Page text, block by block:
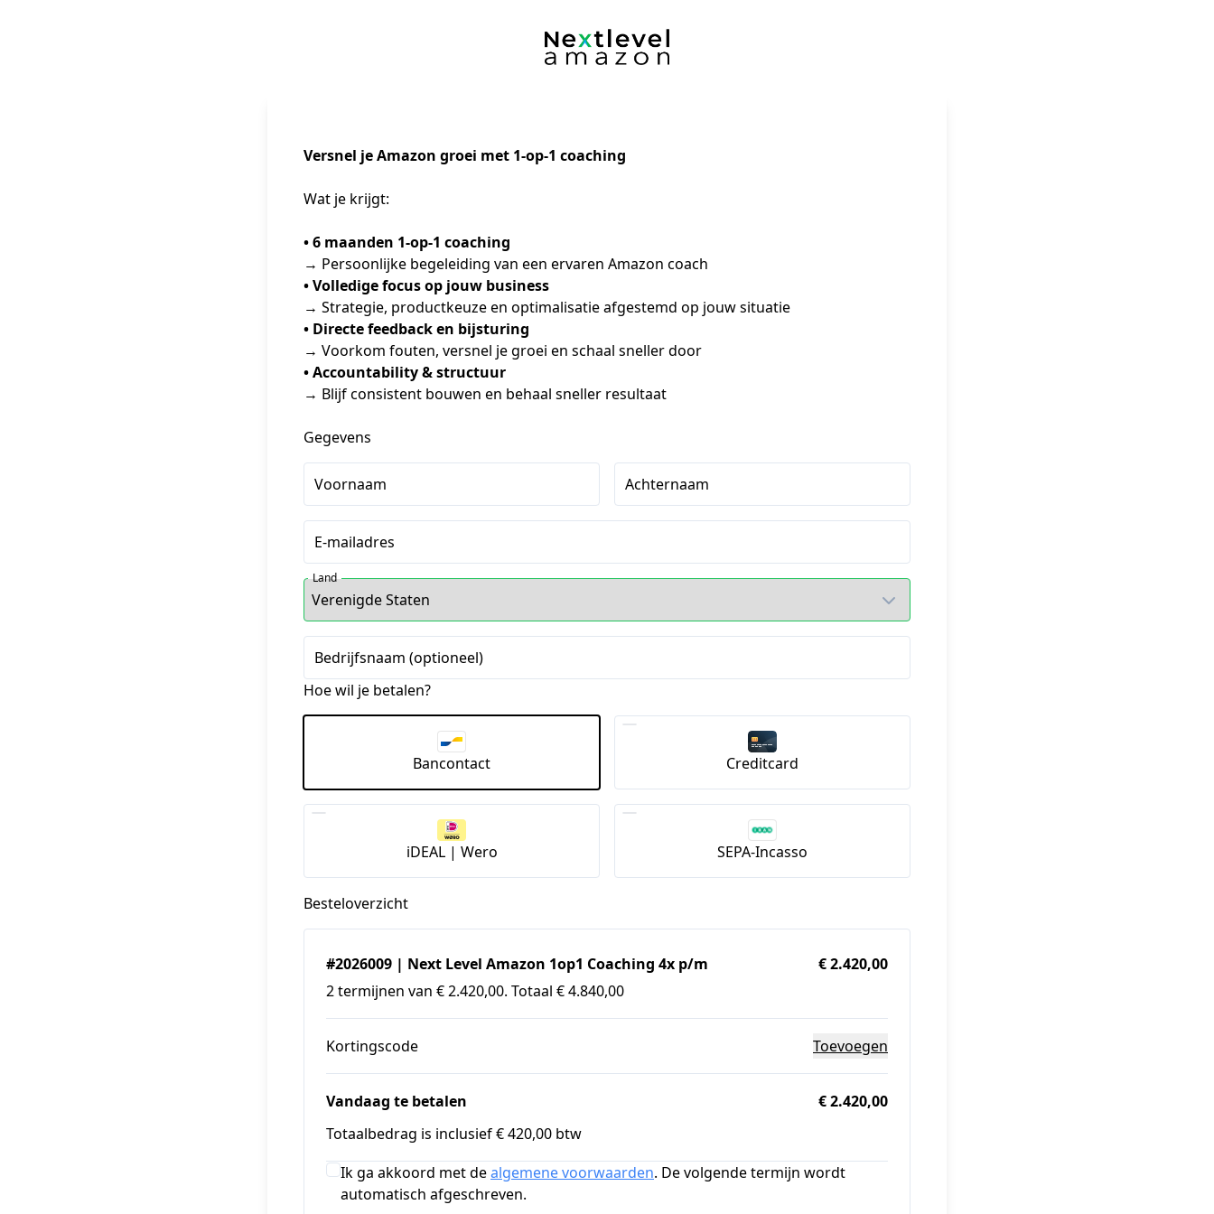
Versnel je Amazon groei met 1-op-1 coaching
Wat je krijgt:
• 6 maanden 1-op-1 coaching
→ Persoonlijke begeleiding van een ervaren Amazon coach
• Volledige focus op jouw business
→ Strategie, productkeuze en optimalisatie afgestemd op jouw situatie
• Directe feedback en bijsturing
→ Voorkom fouten, versnel je groei en schaal sneller door
• Accountability & structuur
→ Blijf consistent bouwen en behaal sneller resultaat
Gegevens
Voornaam Achternaam
E-mailadres
Land
Bedrijfsnaam (optioneel)
Hoe wil je betalen?
Bancontact Creditcard
iDEAL | Wero SEPA-Incasso
Besteloverzicht
#2026009 | Next Level Amazon 1op1 Coaching 4x p/m
2 termijnen van € 2.420,00. Totaal € 4.840,00
€ 2.420,00
Kortingscode Toevoegen
Vandaag te betalen
€ 2.420,00
Totaalbedrag is inclusief € 420,00 btw
Ik ga akkoord met dealgemene voorwaarden. De volgende termijn wordt
automatisch afgeschreven.